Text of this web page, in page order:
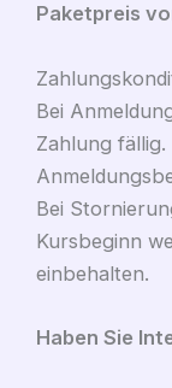
Paketpreis
Bei
Zahlung
Bei
Kursbeginn
einbehalten.
Haben Sie